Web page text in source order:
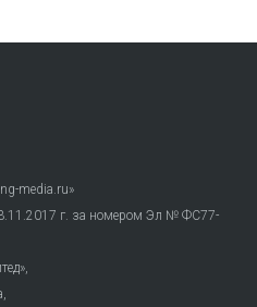
media.ru»
г. за номером Эл № ФС77-